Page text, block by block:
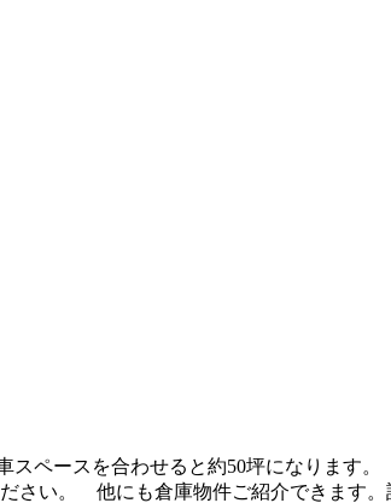
ペースを合わせると約50坪になります
い。 他にも倉庫物件ご紹介できます